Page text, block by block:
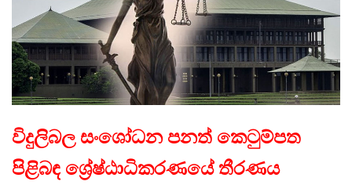
විදුලිබල සංශෝධන පනත් කෙටුම්පත
පිළිබඳ ශ්‍රේෂ්ඨාධිකරණයේ තීරණය